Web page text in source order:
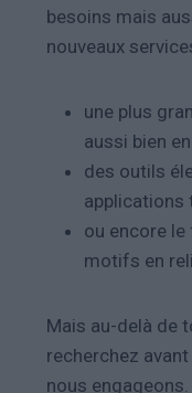
besoins mais
nouveaux
une plus
aussi bien
des outils
applications
ou encore
motifs en
Mais au-delà de
recherchez
nous